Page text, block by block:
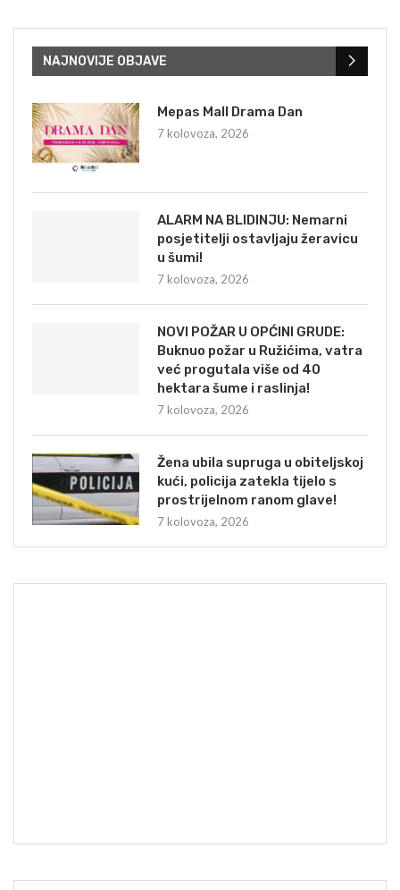
NAJNOVIJE OBJAVE
Mepas Mall Drama Dan
7 kolovoza, 2026
ALARM NA BLIDINJU: Nemarni
posjetitelji ostavljaju žeravicu
u šumi!
7 kolovoza, 2026
NOVI POŽAR U OPĆINI GRUDE:
Buknuo požar u Ružićima, vatra
već progutala više od 40
hektara šume i raslinja!
7 kolovoza, 2026
Žena ubila supruga u obiteljskoj
kući, policija zatekla tijelo s
prostrijelnom ranom glave!
7 kolovoza, 2026